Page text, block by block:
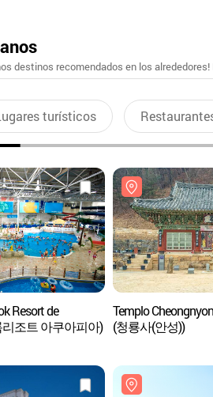
destinos recomendados en los
turísticos
Resort de
조트 아쿠아피아)
Templo
(청룡사(안성))